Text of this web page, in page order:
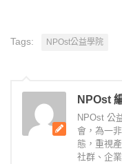
Tags: NPOst公益學院
NPOst
NPOst 公
會，為一
態，重視
社群、企